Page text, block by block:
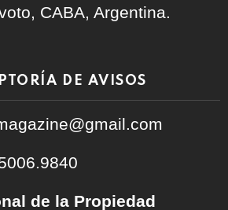
CABA, Argentina.
DE AVISOS
de la Propiedad